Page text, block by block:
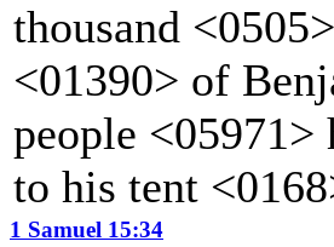
thousand
<01390> of
people <05971>
to his tent
1 Samuel 15:34